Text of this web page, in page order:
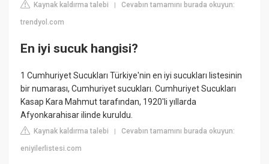
Kaynak kaldırma talebi |Cevabın tamamını burada okuyun:
trendyol.com
En iyi sucuk hangisi?
1 Cumhuriyet Sucukları Türkiye'nin en iyi sucukları listesinin
bir numarası, Cumhuriyet sucukları. Cumhuriyet Sucukları
Kasap Kara Mahmut tarafından, 1920'li yıllarda
Afyonkarahisar ilinde kuruldu.
Kaynak kaldırma talebi |Cevabın tamamını burada okuyun:
eniyilerlistesi.com